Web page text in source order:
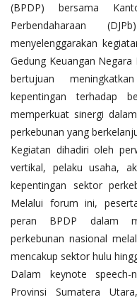
(BPDP) bersama
Perbendaharaan
menyelenggarakan
Gedung Keuangan
bertujuan
kepentingan terhadap
memperkuat sinergi
perkebunan yang
Kegiatan dihadiri oleh
vertikal, pelaku usaha,
kepentingan sektor
Melalui forum ini,
peran BPDP dalam
perkebunan nasional
mencakup sektor hulu
Dalam keynote speech-
Provinsi Sumatera